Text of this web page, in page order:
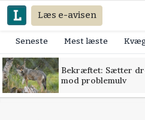
Læs e-avisen
Seneste Mest læste
Bekræftet: Sætter
mod problemulv